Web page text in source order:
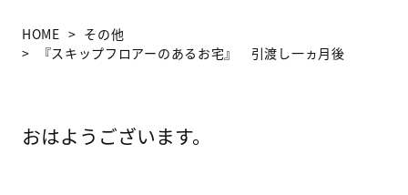
HOME
その他
『スキップフロアーのあるお宅』 引渡し一ヵ月後
おはようございます。